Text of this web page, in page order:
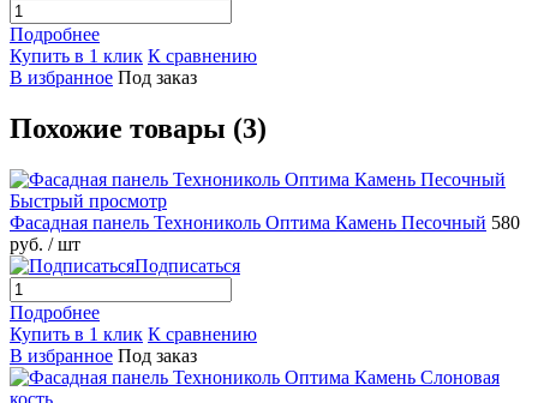
Подробнее
Купить в 1 клик К сравнению
В избранное Под заказ
Похожие товары (3)
Быстрый просмотр
Фасадная панель Технониколь Оптима Камень Песочный 580
руб. / шт
Подписаться
Подробнее
Купить в 1 клик К сравнению
В избранное Под заказ